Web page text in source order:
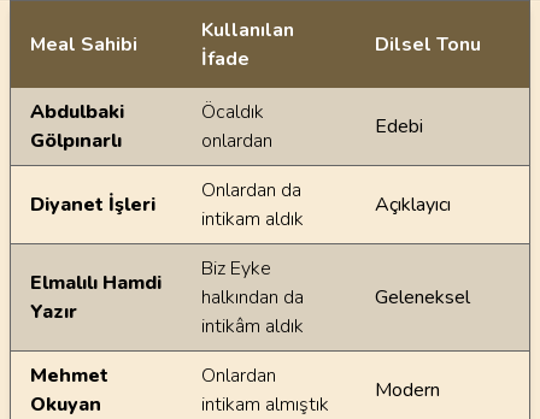
Ayetin meallerindeki dilsel farklılıklar
Meal Sahibi
Kullanılan
İfade
Dilsel Tonu
Abdulbaki
Gölpınarlı
Öcaldık
onlardan
Edebi
Diyanet İşleri
Onlardan da
intikam aldık
Açıklayıcı
Elmalılı Hamdi
Yazır
Biz Eyke
halkından da
intikâm aldık
Geleneksel
Mehmet
Okuyan
Onlardan
intikam almıştık
Modern